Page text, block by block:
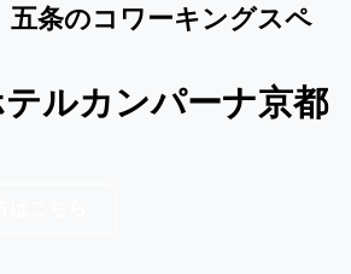
条のコワーキングスペ
ルカンパーナ京都